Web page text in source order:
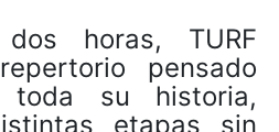
horas, TURF
pensado
toda su historia,
etapas sin